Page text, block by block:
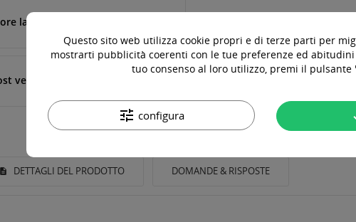
lavorative*
vendita
DETTAGLI DEL PRODOTTO DOMANDE & RISPOSTE
Questo sito web utilizza cookie propri e di terze parti per
mostrarti pubblicità coerenti con le tue preferenze ed
tuo consenso al loro utilizzo, premi il pulsante
tune configura